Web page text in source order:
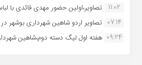
11:02
تصاویر،اولین حضور مهدی قائدی با
07:14 تصاویر اردو شاهین شهرداری
09:24 هفته اول لیگ دسته دوم،شاهین